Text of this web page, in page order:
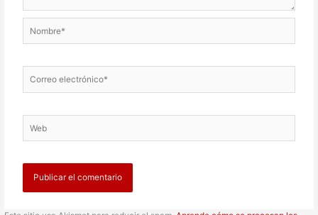
electrónico*